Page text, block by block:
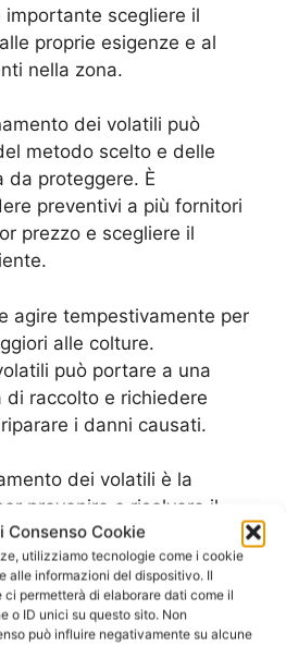
Consenso Cookie
utilizziamo tecnologie come i cookie
alle informazioni del dispositivo. Il
permetterà di elaborare dati come il
o ID unici su questo sito. Non
può influire negativamente su alcune
scegliere il
proprie esigenze e al
nella zona.
dei volatili può
metodo scelto e delle
da proteggere. È
preventivi a più fornitori
prezzo e scegliere il
agire tempestivamente per
alle colture.
può portare a una
raccolto e richiedere
i danni causati.
dei volatili è la
prevenire e risolvere il
di grano. Con i giusti
tempestivo, è possibile
e garantire una buona
un professionista
e risolvere il